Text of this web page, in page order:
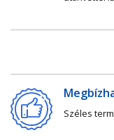
Széles